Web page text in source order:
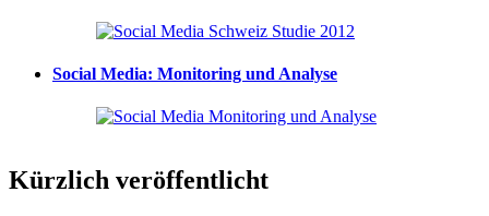
Social Media: Monitoring und Analyse
Kürzlich veröffentlicht